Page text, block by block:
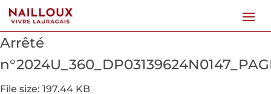
Arrêté
File size: 197.44 KB